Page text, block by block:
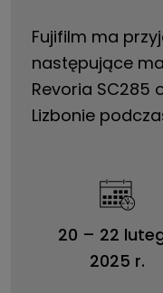
Fujifilm ma
następujące
Revoria SC285
Lizbonie
20 – 22
2025 r.